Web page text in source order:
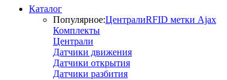
Каталог
Популярное:ЦентралиRFID метки Ajax
Комплекты
Централи
Датчики движения
Датчики открытия
Датчики разбития